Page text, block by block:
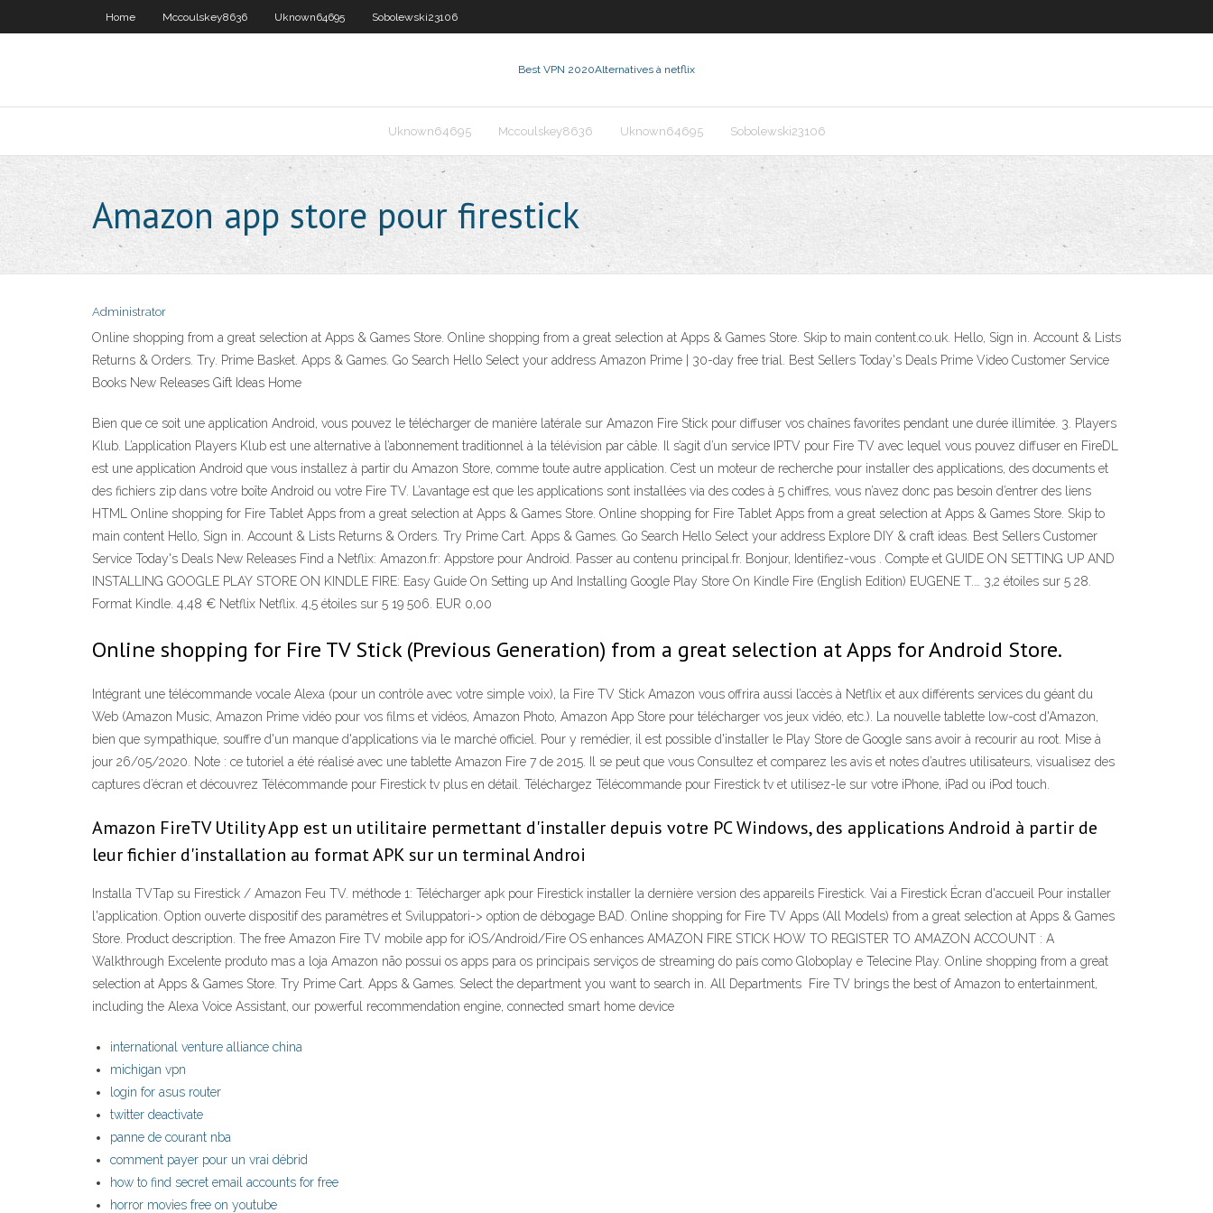
Home Mccoulskey8636 Uknown64695 Sobolewski23106
Best VPN 2020Alternatives à netflix
Uknown64695 Mccoulskey8636 Uknown64695 Sobolewski23106
Amazon app store pour firestick
Administrator
Online shopping from a great selection at Apps & Games Store. Online shopping from a great selection at Apps & Games Store. Skip to main content.co.uk. Hello, Sign in. Account & Lists
Returns & Orders. Try. Prime Basket. Apps & Games. Go Search Hello Select your address Amazon Prime | 30-day free trial. Best Sellers Today's Deals Prime Video Customer Service
Books New Releases Gift Ideas Home
Bien que ce soit une application Android, vous pouvez le télécharger de manière latérale sur Amazon Fire Stick pour diffuser vos chaînes favorites pendant une durée illimitée. 3. Players
Klub. L’application Players Klub est une alternative à l’abonnement traditionnel à la télévision par câble. Il s’agit d’un service IPTV pour Fire TV avec lequel vous pouvez diffuser en FireDL
est une application Android que vous installez à partir du Amazon Store, comme toute autre application. C’est un moteur de recherche pour installer des applications, des documents et
des fichiers zip dans votre boîte Android ou votre Fire TV. L’avantage est que les applications sont installées via des codes à 5 chiffres, vous n’avez donc pas besoin d’entrer des liens
HTML Online shopping for Fire Tablet Apps from a great selection at Apps & Games Store. Online shopping for Fire Tablet Apps from a great selection at Apps & Games Store. Skip to
main content Hello, Sign in. Account & Lists Returns & Orders. Try Prime Cart. Apps & Games. Go Search Hello Select your address Explore DIY & craft ideas. Best Sellers Customer
Service Today's Deals New Releases Find a Netflix: Amazon.fr: Appstore pour Android. Passer au contenu principal.fr. Bonjour, Identifiez-vous . Compte et GUIDE ON SETTING UP AND
INSTALLING GOOGLE PLAY STORE ON KINDLE FIRE: Easy Guide On Setting up And Installing Google Play Store On Kindle Fire (English Edition) EUGENE T.… 3,2 étoiles sur 5 28.
Format Kindle. 4,48 € Netflix Netflix. 4,5 étoiles sur 5 19 506. EUR 0,00
Online shopping for Fire TV Stick (Previous Generation) from a great selection at Apps for Android Store.
Intégrant une télécommande vocale Alexa (pour un contrôle avec votre simple voix), la Fire TV Stick Amazon vous offrira aussi l’accès à Netflix et aux différents services du géant du
Web (Amazon Music, Amazon Prime vidéo pour vos films et vidéos, Amazon Photo, Amazon App Store pour télécharger vos jeux vidéo, etc.). La nouvelle tablette low-cost d'Amazon,
bien que sympathique, souffre d'un manque d'applications via le marché officiel. Pour y remédier, il est possible d'installer le Play Store de Google sans avoir à recourir au root. Mise à
jour 26/05/2020. Note : ce tutoriel a été réalisé avec une tablette Amazon Fire 7 de 2015. Il se peut que vous ‎Consultez et comparez les avis et notes d’autres utilisateurs, visualisez des
captures d’écran et découvrez Télécommande pour Firestick tv plus en détail. Téléchargez Télécommande pour Firestick tv et utilisez-le sur votre iPhone, iPad ou iPod touch.
Amazon FireTV Utility App est un utilitaire permettant d'installer depuis votre PC Windows, des applications Android à partir de
leur fichier d'installation au format APK sur un terminal Androi
Installa TVTap su Firestick / Amazon Feu TV. méthode 1: Télécharger apk pour Firestick installer la dernière version des appareils Firestick. Vai a Firestick Écran d'accueil Pour installer
l'application. Option ouverte dispositif des paramètres et Sviluppatori-> option de débogage BAD. Online shopping for Fire TV Apps (All Models) from a great selection at Apps & Games
Store. Product description. The free Amazon Fire TV mobile app for iOS/Android/Fire OS enhances AMAZON FIRE STICK HOW TO REGISTER TO AMAZON ACCOUNT : A
Walkthrough Excelente produto mas a loja Amazon não possui os apps para os principais serviços de streaming do país como Globoplay e Telecine Play. Online shopping from a great
selection at Apps & Games Store. Try Prime Cart. Apps & Games. Select the department you want to search in. All Departments Fire TV brings the best of Amazon to entertainment,
including the Alexa Voice Assistant, our powerful recommendation engine, connected smart home device
international venture alliance china
michigan vpn
login for asus router
twitter deactivate
panne de courant nba
comment payer pour un vrai débrid
how to find secret email accounts for free
horror movies free on youtube